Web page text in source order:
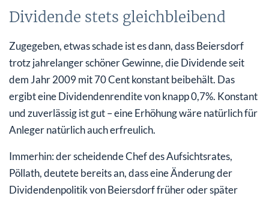
Dividende stets gleichbleibend
Zugegeben, etwas schade ist es dann, dass Beiersdorf
trotz jahrelanger schöner Gewinne, die Dividende seit
dem Jahr 2009 mit 70 Cent konstant beibehält. Das
ergibt eine Dividendenrendite von knapp 0,7%. Konstant
und zuverlässig ist gut – eine Erhöhung wäre natürlich für
Anleger natürlich auch erfreulich.
Immerhin: der scheidende Chef des Aufsichtsrates,
Pöllath, deutete bereits an, dass eine Änderung der
Dividendenpolitik von Beiersdorf früher oder später